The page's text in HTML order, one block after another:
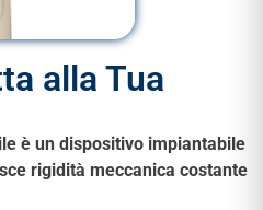
alla Tua
è un dispositivo impiantabile
rigidità meccanica costante